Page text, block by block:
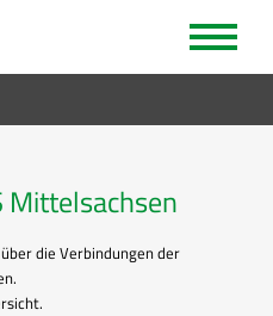
Mittelsachsen
die Verbindungen der